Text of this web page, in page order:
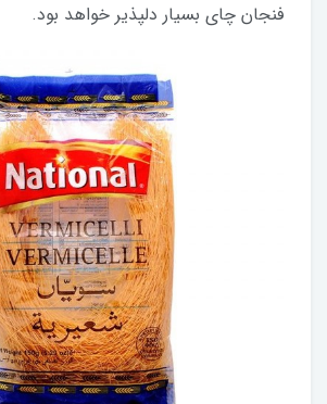
فنجان چای بسیار دلپذیر خواهد بود.